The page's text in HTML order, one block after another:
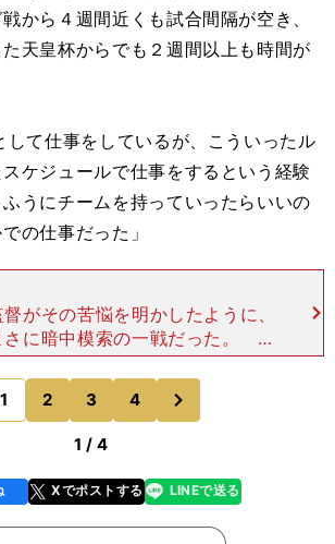
から４週間近くも試合間隔が空き、
天皇杯からでも２週間以上も時間が
して仕事をしているが、こういったル
ケジュールで仕事をするという経験
うにチームを持っていったらいいの
の仕事だった」
がその苦悩を明かしたように、
さに暗中模索の一戦だった。 そ
ていた試合勘の欠如の影響はほ
かった。立ち上がりに裏のスペー
スをFW土居聖真
1 2 3 4
のページへ
1 / 4
Xでポストする
line LINEで送る